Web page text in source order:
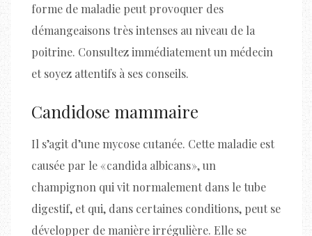
forme de maladie peut provoquer des
démangeaisons très intenses au niveau de la
poitrine. Consultez immédiatement un médecin
et soyez attentifs à ses conseils.
Candidose mammaire
Il s’agit d’une mycose cutanée. Cette maladie est
causée par le « candida albicans », un
champignon qui vit normalement dans le tube
digestif, et qui, dans certaines conditions, peut se
développer de manière irrégulière. Elle se